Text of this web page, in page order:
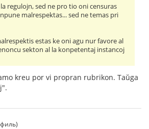
la regulojn, sed ne pro tio oni censuras
malrespektas... sed ne temas pri
estas ke oni agu nur favore al
sekton al la konpetentaj instancoj
kreu por vi propran rubrikon. Taŭga